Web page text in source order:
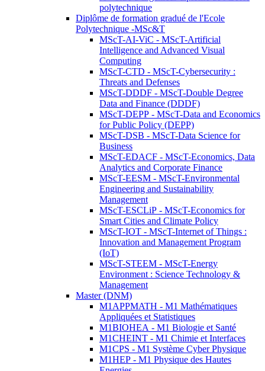
polytechnique
Diplôme de formation gradué de l'Ecole
Polytechnique -MSc&T
MScT-AI-ViC - MScT-Artificial
Intelligence and Advanced Visual
Computing
MScT-CTD - MScT-Cybersecurity :
Threats and Defenses
MScT-DDDF - MScT-Double Degree
Data and Finance (DDDF)
MScT-DEPP - MScT-Data and Economics
for Public Policy (DEPP)
MScT-DSB - MScT-Data Science for
Business
MScT-EDACF - MScT-Economics, Data
Analytics and Corporate Finance
MScT-EESM - MScT-Environmental
Engineering and Sustainability
Management
MScT-ESCLiP - MScT-Economics for
Smart Cities and Climate Policy
MScT-IOT - MScT-Internet of Things :
Innovation and Management Program
(IoT)
MScT-STEEM - MScT-Energy
Environment : Science Technology &
Management
Master (DNM)
M1APPMATH - M1 Mathématiques
Appliquées et Statistiques
M1BIOHEA - M1 Biologie et Santé
M1CHEINT - M1 Chimie et Interfaces
M1CPS - M1 Système Cyber Physique
M1HEP - M1 Physique des Hautes